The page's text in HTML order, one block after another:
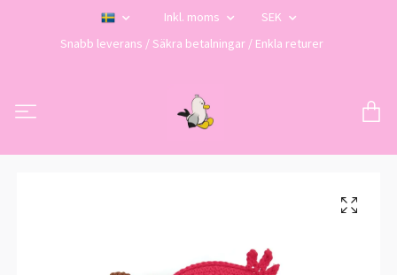
Inkl. moms
SEK
Snabb leverans / Säkra betalningar / Enkla returer